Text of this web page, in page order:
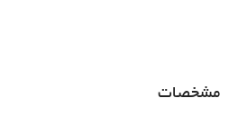
مشخصات